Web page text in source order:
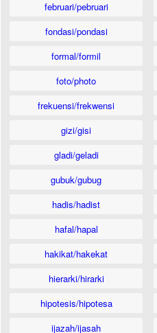
februari/pebruari
fondasi/pondasi
formal/formil
foto/photo
frekuensi/frekwensi
gizi/gisi
gladi/geladi
gubuk/gubug
hadis/hadist
hafal/hapal
hakikat/hakekat
hierarki/hirarki
hipotesis/hipotesa
ijazah/ijasah